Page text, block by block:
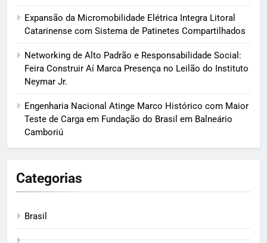
Expansão da Micromobilidade Elétrica Integra Litoral
Catarinense com Sistema de Patinetes Compartilhados
Networking de Alto Padrão e Responsabilidade Social:
Feira Construir Aí Marca Presença no Leilão do Instituto
Neymar Jr.
Engenharia Nacional Atinge Marco Histórico com Maior
Teste de Carga em Fundação do Brasil em Balneário
Camboriú
Categorias
Brasil